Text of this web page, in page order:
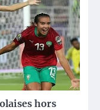
hors